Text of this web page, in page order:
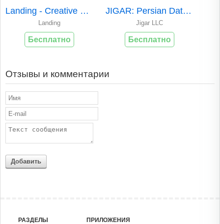
Landing - Creative Universe
Landing
Бесплатно
JIGAR: Persian Dating App
Jigar LLC
Бесплатно
Отзывы и комментарии
Добавить
РАЗДЕЛЫ ПРИЛОЖЕНИЯ